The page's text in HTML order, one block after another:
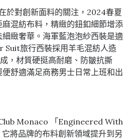
於對創新面料的關注，2024春夏
混紡布料，精緻的鈕釦細節增添
緻奢華。海軍藍泡泡紗西裝是適
旅行西裝採用羊毛混紡人造
，材質硬挺高耐磨、防皺抗撕
舒適滿足商務男士日常上班和出
Monaco 「Engineered With
將品牌的布料創新領域提升到另